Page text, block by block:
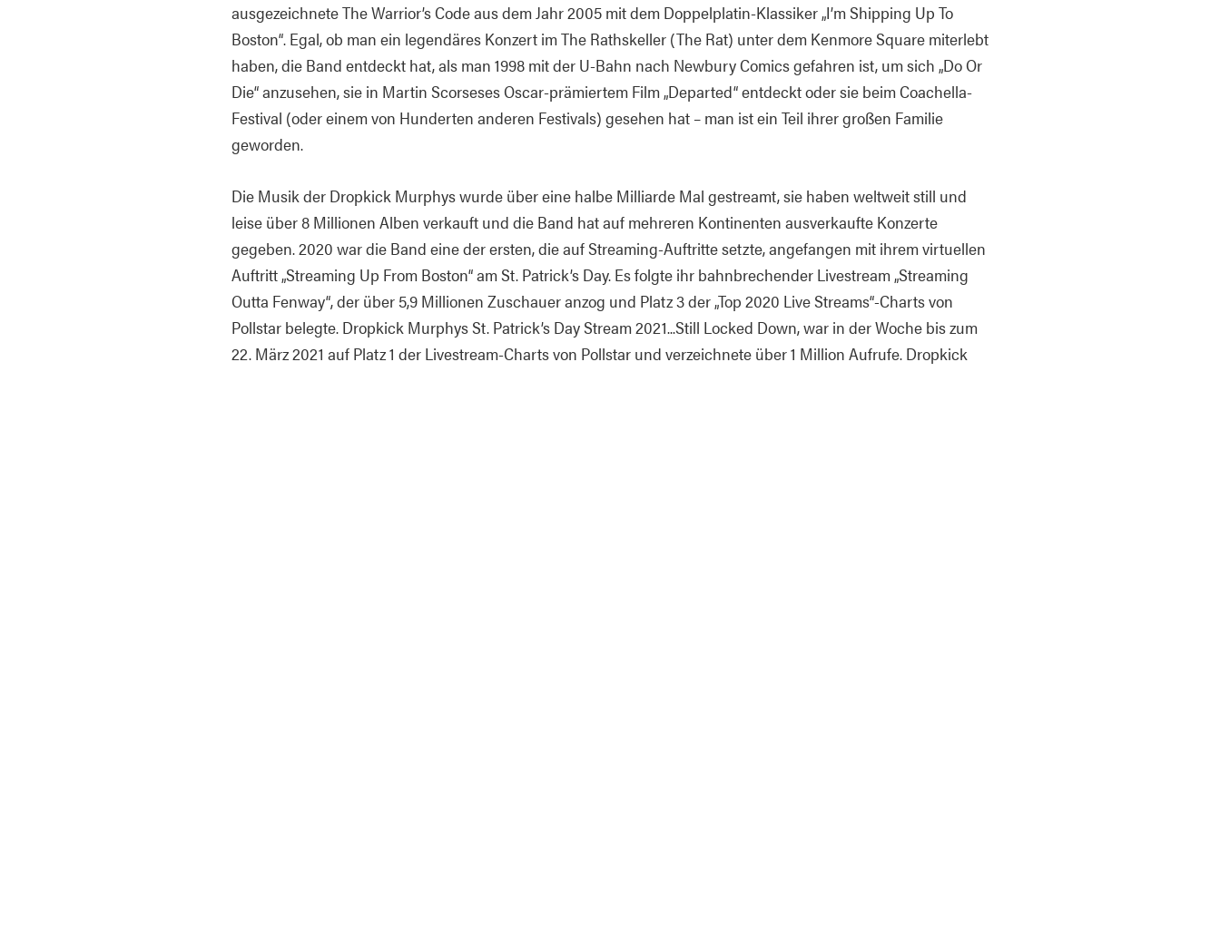
ausgezeichnete The Warrior’s Code aus dem Jahr 2005 mit dem Doppelplatin-Klassiker „I’m Shipping Up To
Boston“. Egal, ob man ein legendäres Konzert im The Rathskeller (The Rat) unter dem Kenmore Square miterlebt
haben, die Band entdeckt hat, als man 1998 mit der U-Bahn nach Newbury Comics gefahren ist, um sich „Do Or
Die“ anzusehen, sie in Martin Scorseses Oscar-prämiertem Film „Departed“ entdeckt oder sie beim Coachella-
Festival (oder einem von Hunderten anderen Festivals) gesehen hat – man ist ein Teil ihrer großen Familie
geworden.
Die Musik der Dropkick Murphys wurde über eine halbe Milliarde Mal gestreamt, sie haben weltweit still und
leise über 8 Millionen Alben verkauft und die Band hat auf mehreren Kontinenten ausverkaufte Konzerte
gegeben. 2020 war die Band eine der ersten, die auf Streaming-Auftritte setzte, angefangen mit ihrem virtuellen
Auftritt „Streaming Up From Boston“ am St. Patrick’s Day. Es folgte ihr bahnbrechender Livestream „Streaming
Outta Fenway“, der über 5,9 Millionen Zuschauer anzog und Platz 3 der „Top 2020 Live Streams“-Charts von
Pollstar belegte. Dropkick Murphys St. Patrick’s Day Stream 2021...Still Locked Down, war in der Woche bis zum
22. März 2021 auf Platz 1 der Livestream-Charts von Pollstar und verzeichnete über 1 Million Aufrufe. Dropkick